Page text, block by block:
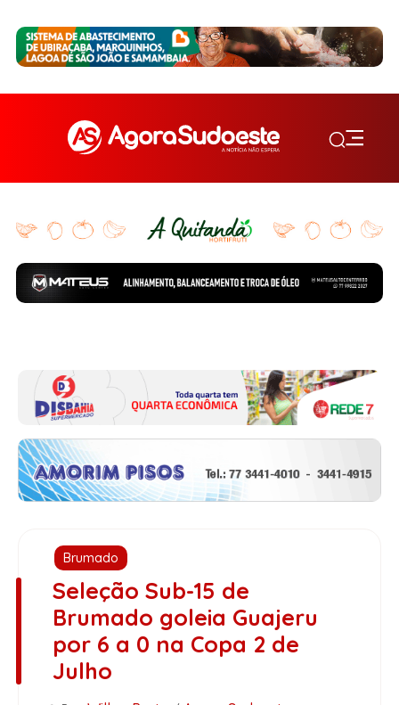
Brumado
Seleção Sub-15 de
Brumado goleia Guajeru
por 6 a 0 na Copa 2 de
Julho